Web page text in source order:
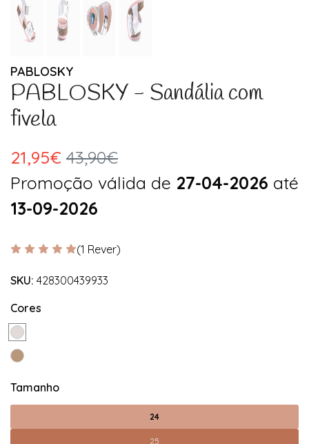
PABLOSKY
PABLOSKY - Sandália com
fivela
21,95€ 43,90€
Promoção válida de 27-04-2026 até
13-09-2026
(1 Rever)
SKU: 428300439933
Cores
Tamanho
24
25